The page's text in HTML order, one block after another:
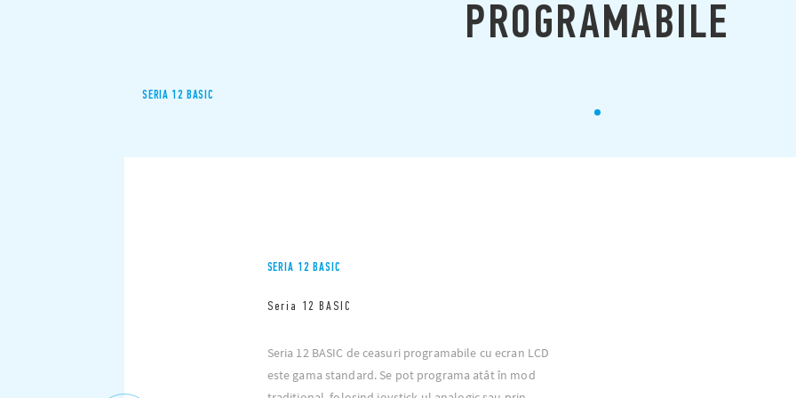
PROGRAMABILE
SERIA 12 BASIC
SERIA 12 BASIC
Seria 12 BASIC
Seria 12 BASIC de ceasuri programabile cu ecran LCD
este gama standard. Se pot programa atât în mod